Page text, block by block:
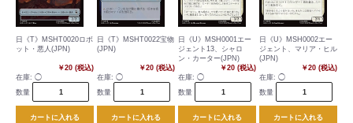
日《T》MSHT0020ロボ
ット・悪人(JPN)
￥20 (税込)
在庫: ◯
数量
カートに入れる
日《T》MSHT0022宝物
(JPN)
￥20 (税込)
在庫: ◯
数量
カートに入れる
日《U》MSH0001エー
ジェント13、シャロ
ン・カーター(JPN)
￥20 (税込)
在庫: ◯
数量
カートに入れる
日《U》MSH0002エー
ジェント、マリア・ヒル
(JPN)
￥20 (税込)
在庫: ◯
数量
カートに入れる